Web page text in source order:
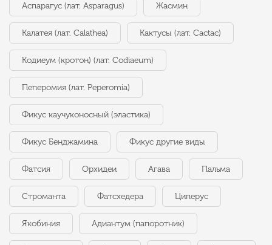
Аспарагус (лат. Asparagus) Жасмин
Калатея (лат. Calathea) Кактусы (лат. Cactac)
Кодиеум (кротон) (лат. Codiaeum)
Пеперомия (лат. Peperomia)
Фикус каучуконосный (эластика)
Фикус Бенджамина Фикус другие виды
Фатсия Орхидеи Агава Пальма
Строманта Фатсхедера Циперус
Якобиния Адиантум (папоротник)